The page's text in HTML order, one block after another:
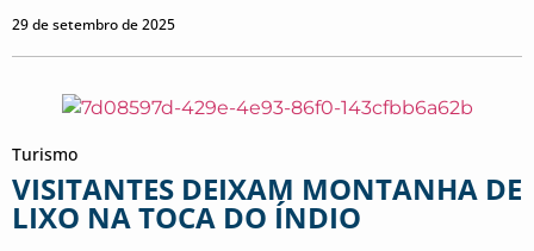
29 de setembro de 2025
Turismo
VISITANTES DEIXAM MONTANHA DE
LIXO NA TOCA DO ÍNDIO